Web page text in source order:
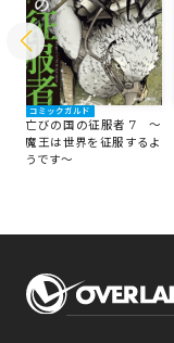
コミックガルド
亡びの国の征服者 7 ～
魔王は世界を征服するよ
うです～